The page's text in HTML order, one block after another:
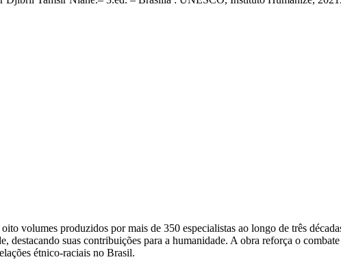
volumes produzidos por mais de 350 especialistas ao longo de três
destacando suas contribuições para a humanidade. A obra reforça o
étnico-raciais no Brasil.